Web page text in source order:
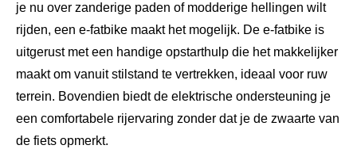
je nu over zanderige paden of modderige hellingen wilt
rijden, een e-fatbike maakt het mogelijk. De e-fatbike is
uitgerust met een handige opstarthulp die het makkelijker
maakt om vanuit stilstand te vertrekken, ideaal voor ruw
terrein. Bovendien biedt de elektrische ondersteuning je
een comfortabele rijervaring zonder dat je de zwaarte van
de fiets opmerkt.